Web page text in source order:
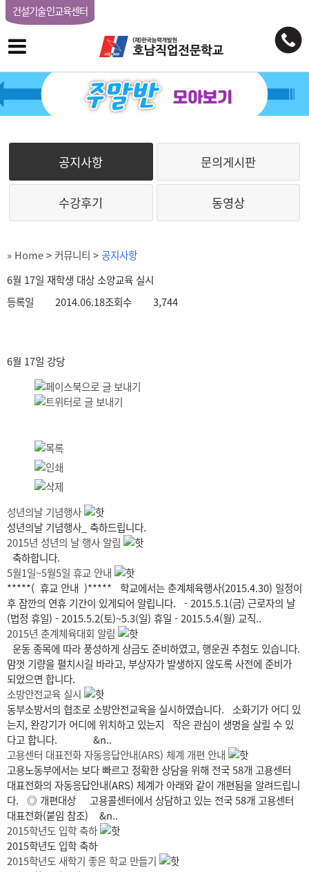
건설기술인교육센터
공지사항 문의게시판
수강후기 동영상
» Home> 커뮤니티 >공지사항
6월 17일 재학생 대상 소양교육 실시
등록일
2014.06.18조회수 3,744
6월 17일 강당
성년의날 기념행사
성년의날 기념행사_ 축하드립니다.
2015년 성년의 날 행사 알림
축하합니다.
5월1일~5월5일 휴교 안내
*****( 휴교 안내 )***** 학교에서는 춘계체육행사(2015.4.30) 일정이
후 잠깐의 연휴 기간이 있게되어 알립니다. - 2015.5.1(금) 근로자의 날
(법정 휴일) - 2015.5.2(토)~5.3(일) 휴일 - 2015.5.4(월) 교직..
2015년 춘계체육대회 알림
운동 종목에 따라 풍성하게 상금도 준비하였고, 행운권 추첨도 있습니다.
맘껏 기량을 펼치시길 바라고, 부상자가 발생하지 않도록 사전에 준비가
되었으면 합니다.
소방안전교육 실시
동부소방서의 협조로 소방안전교육을 실시하였습니다. 소화기가 어디 있
는지, 완강기가 어디에 위치하고 있는지 작은 관심이 생명을 살릴 수 있
다고 합니다. &n..
고용센터 대표전화 자동응답안내(ARS) 체계 개편 안내
고용노동부에서는 보다 빠르고 정확한 상담을 위해 전국 58개 고용센터
대표전화의 자동응답안내(ARS) 체계가 아래와 같이 개편됨을 알려드립니
다. ◎ 개편대상 고용콜센터에서 상담하고 있는 전국 58개 고용센터
대표전화(붙임 참조) &n..
2015학년도 입학 축하
2015학년도 입학 축하
2015학년도 새학기 좋은 학교 만들기